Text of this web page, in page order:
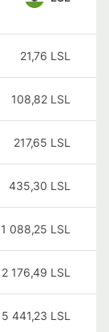
21,76 LSL
108,82 LSL
217,65 LSL
435,30 LSL
1 088,25 LSL
2 176,49 LSL
5 441,23 LSL